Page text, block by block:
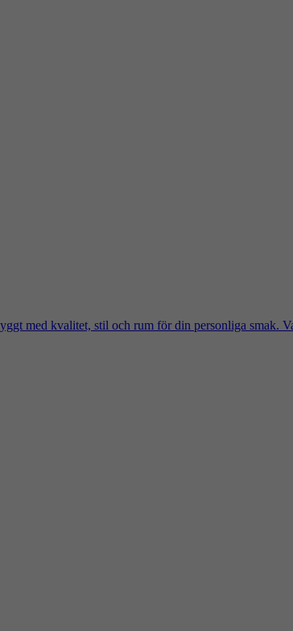
med kvalitet, stil och rum för din personliga smak.